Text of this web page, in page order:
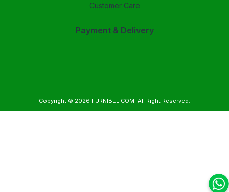
Customer Care
Payment & Delivery
Copyright © 2026 FURNIBEL.COM. All Right Reserved.